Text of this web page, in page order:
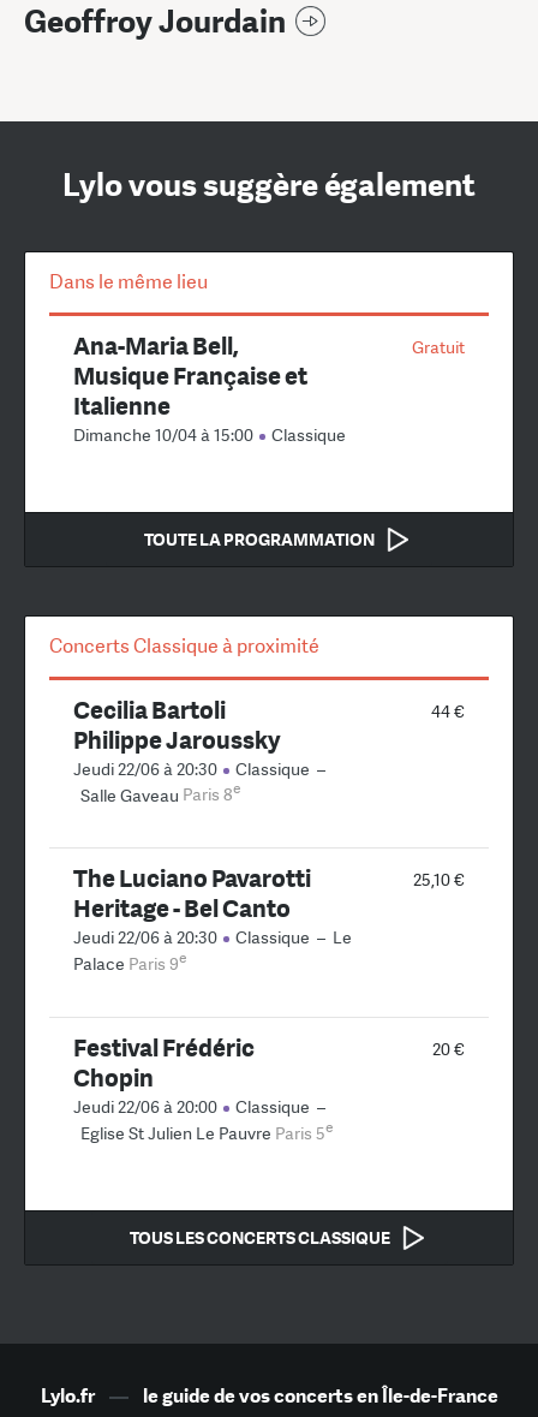
Geoffroy Jourdain
Lylo vous suggère également
Dans le même lieu
Gratuit
Ana-Maria Bell,
Musique Française et
Italienne
Dimanche 10/04 à 15:00 Classique
TOUTE LA PROGRAMMATION
Concerts Classique à proximité
44 €
Cecilia Bartoli
Philippe Jaroussky
Jeudi 22/06 à 20:30 Classique –
Salle Gaveau Paris 8e
25,10 €
The Luciano Pavarotti
Heritage - Bel Canto
Jeudi 22/06 à 20:30 Classique – Le
Palace Paris 9e
20 €
Festival Frédéric
Chopin
Jeudi 22/06 à 20:00 Classique –
Eglise St Julien Le Pauvre Paris 5e
TOUS LES CONCERTS CLASSIQUE
Lylo.fr— le guide de vos concerts en Île-de-France